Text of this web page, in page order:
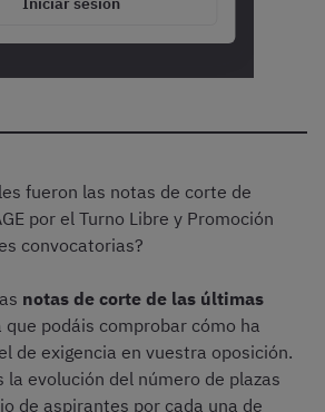
fueron las notas de corte de
por el Turno Libre y Promoción
convocatorias?
notas de corte de las últimas
que podáis comprobar cómo ha
de exigencia en vuestra oposición.
la evolución del número de plazas
de aspirantes por cada una de